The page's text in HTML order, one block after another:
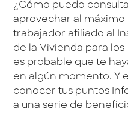
¿Cómo puedo
aprovechar al máximo
trabajador afiliado al
de la Vivienda para
es probable que te
en algún momento. Y
conocer tus puntos
a una serie de